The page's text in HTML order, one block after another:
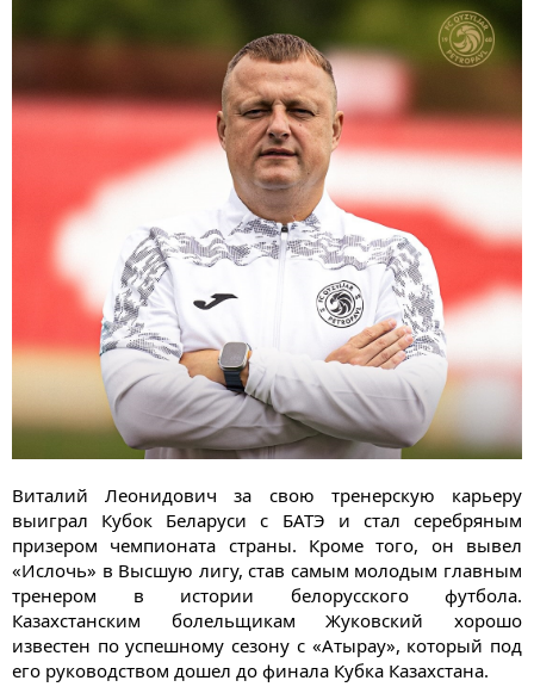
Виталий Леонидович за свою тренерскую карьеру
выиграл Кубок Беларуси с БАТЭ и стал серебряным
призером чемпионата страны. Кроме того, он вывел
«Ислочь» в Высшую лигу, став самым молодым главным
тренером в истории белорусского футбола.
Казахстанским болельщикам Жуковский хорошо
известен по успешному сезону с «Атырау», который под
его руководством дошел до финала Кубка Казахстана.